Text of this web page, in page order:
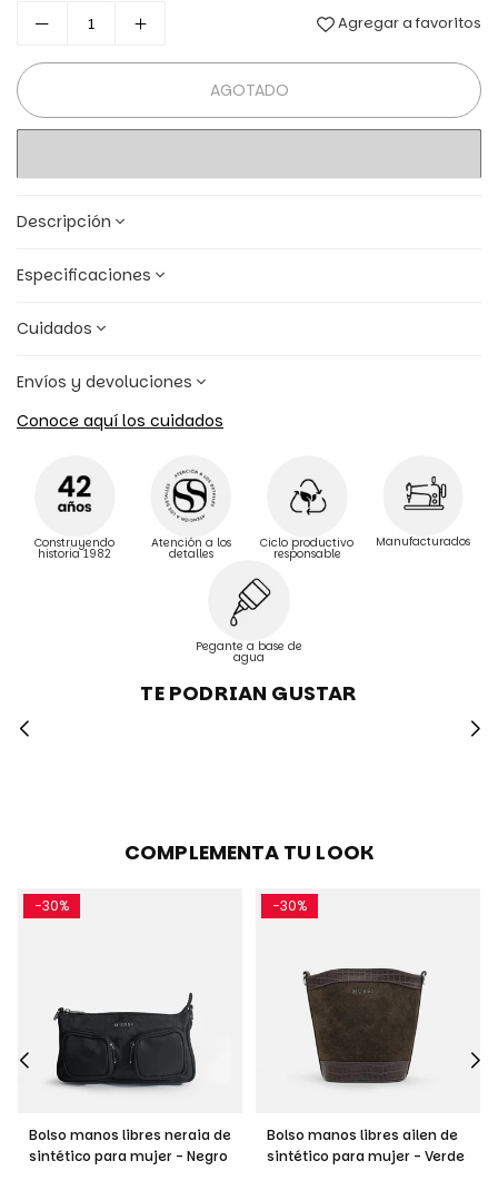
Agregar a favoritos
AGOTADO
Descripción
Especificaciones
Cuidados
Envíos y devoluciones
Conoce aquí los cuidados
Construyendo
historia 1982
Atención a los
detalles
Ciclo productivo
responsable
Manufacturados
Pegante a base de
agua
TE PODRIAN GUSTAR
COMPLEMENTA TU LOOK
-30%
Bolso manos libres neraia de
sintético para mujer - Negro
-30%
Bolso manos libres ailen de
sintético para mujer - Verde